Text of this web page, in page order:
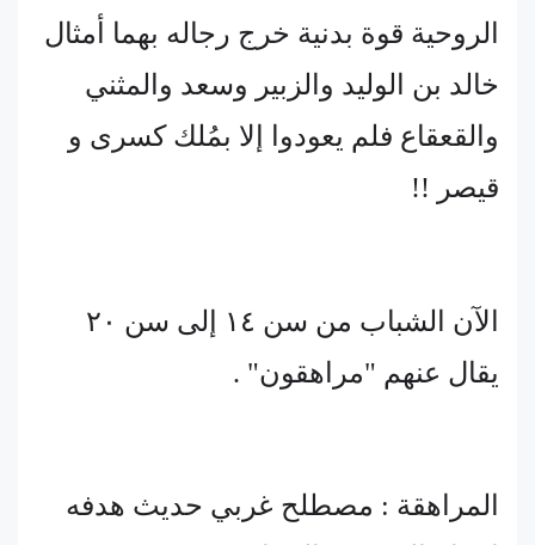
الروحية قوة بدنية خرج رجاله بهما أمثال
خالد بن الوليد والزبير وسعد والمثني
والقعقاع فلم يعودوا إلا بمُلك كسرى و
قيصر !!
الآن الشباب من سن ١٤ إلى سن ٢٠
يقال عنهم "مراهقون" .
المراهقة : مصطلح غربي حديث هدفه